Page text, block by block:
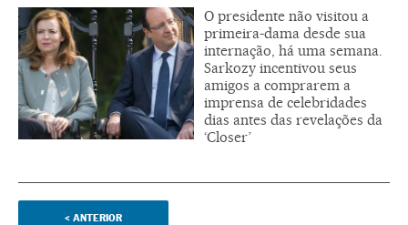
O presidente não visitou a
primeira-dama desde sua
internação, há uma semana.
Sarkozy incentivou seus
amigos a comprarem a
imprensa de celebridades
dias antes das revelações da
‘Closer’
< ANTERIOR